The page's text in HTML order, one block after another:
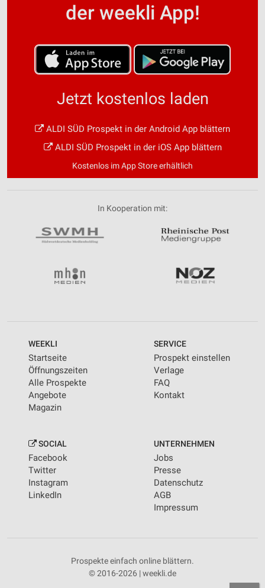
der weekli App!
Jetzt kostenlos laden
ALDI SÜD Prospekt in der Android App blättern
ALDI SÜD Prospekt in der iOS App blättern
Kostenlos im App Store erhältlich
In Kooperation mit:
WEEKLI
Startseite
Öffnungszeiten
Alle Prospekte
Angebote
Magazin
SERVICE
Prospekt einstellen
Verlage
FAQ
Kontakt
SOCIAL
Facebook
Twitter
Instagram
LinkedIn
UNTERNEHMEN
Jobs
Presse
Datenschutz
AGB
Impressum
Prospekte einfach online blättern.
© 2016-2026 | weekli.de